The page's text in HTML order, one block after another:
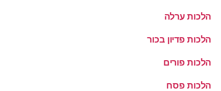
הלכות ערלה
הלכות פדיון בכור
הלכות פורים
הלכות פסח